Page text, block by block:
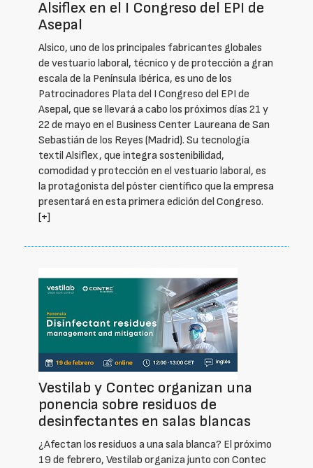
Alsiflex en el I Congreso del EPI de
Asepal
Alsico, uno de los principales fabricantes globales
de vestuario laboral, técnico y de protección a gran
escala de la Península Ibérica, es uno de los
Patrocinadores Plata del I Congreso del EPI de
Asepal, que se llevará a cabo los próximos días 21 y
22 de mayo en el Business Center Laureana de San
Sebastián de los Reyes (Madrid). Su tecnología
textil Alsiflex, que integra sostenibilidad,
comodidad y protección en el vestuario laboral, es
la protagonista del póster científico que la empresa
presentará en esta primera edición del Congreso.
[+]
Vestilab y Contec organizan una
ponencia sobre residuos de
desinfectantes en salas blancas
¿Afectan los residuos a una sala blanca? El próximo
19 de febrero, Vestilab organiza junto con Contec